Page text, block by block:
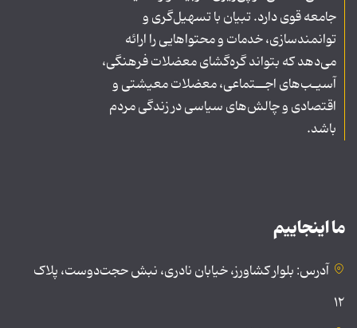
جامعه قوی دارد. تبیان با تسهیل‌گری و
توانمندسازی، خدمات و محتواهایی را ارائه
می‌دهد که بتواند گره‌گشای معضلات فرهنگی،
آسیـب‌های اجــتماعی، معضلات معیشتی و
اقتصادی و چالش‌های سیاسی در زندگی مردم
باشد.
ما اینجاییم
آدرس: بلوار کشاورز، خیابان نادری، نبش حجت‌دوست، پلاک
۱۲